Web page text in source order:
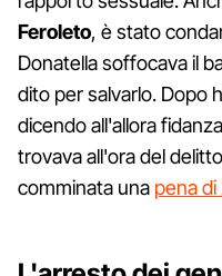
Feroleto, è stato
Donatella soffocava il
dito per salvarlo. Dopo
dicendo all'allora
trovava all'ora del
comminata una pena